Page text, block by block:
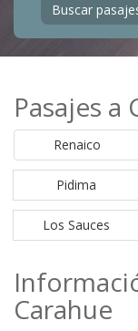
Buscar
Pasajes a
Renaico
Pidima
Los Sauces
Carahue